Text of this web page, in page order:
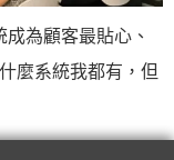
為顧客最貼心、
麼系統我都有，但